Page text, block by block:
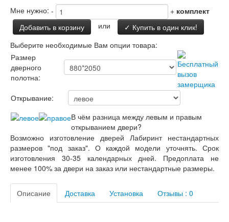
Лабиринт Классик Антик медный
Лабиринт Классик Шагрень
Лабиринт Кредор
Лабиринт Лаб Про
Лабиринт Лайн Вайт
Лабиринт Лондон
Лабиринт Лофт
Лабиринт Норд Плюс
Лабиринт Нью Йорк
Лабиринт Пазл
Лабиринт Пиано
Лабиринт Пиано Смарт 2.0
Лабиринт Платинум
Лабиринт Полярис лайт
Лабиринт Роял
Лабиринт Скайлаб
Мне нужно: - + комплект
Добавить в корзину
или
✓ Купить в один клик!
Выберите необходимые Вам опции товара:
Размер
дверного
полотна:
Открывание:
В чём разница между левым и правым
открыванием двери?
Возможно изготовление дверей Лабиринт нестандартных
размеров "под заказ". О каждой модели уточнять. Срок
изготовления 30-35 календарных дней. Предоплата не
менее 100% за двери на заказ или нестандартные размеры.
Описание Доставка Установка Отзывы : 0